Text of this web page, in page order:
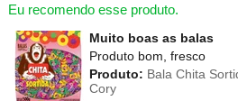
Eu recomendo esse produto.
Muito boas as balas
Produto bom, fresco
Produto: Bala Chita
Cory